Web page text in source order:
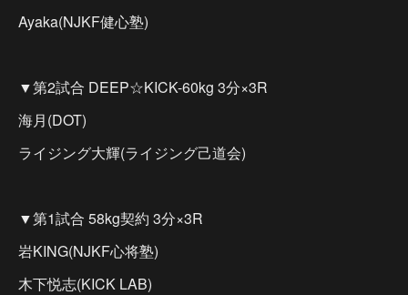
Ayaka(NJKF健心塾)
▼第2試合 DEEP☆KICK-60kg 3分×3R
海月(DOT)
ライジング大輝(ライジング己道会)
▼第1試合 58kg契約 3分×3R
岩KING(NJKF心将塾)
木下悦志(KICK LAB)